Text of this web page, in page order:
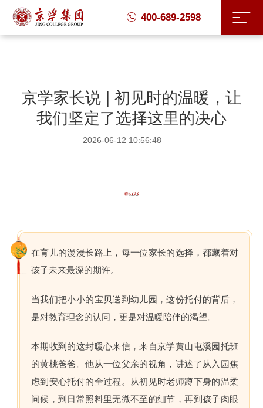
400-689-2598
京学家长说 | 初见时的温暖，让
我们坚定了选择这里的决心
2026-06-12 10:56:48
在育儿的漫漫长路上，每一位家长的选择，都藏着对
孩子未来最深的期许。
当我们把小小的宝贝送到幼儿园，这份托付的背后，
是对教育理念的认同，更是对温暖陪伴的渴望。
本期收到的这封暖心来信，来自京学黄山屯溪园托班
的黄桃爸爸。他从一位父亲的视角，讲述了从入园焦
虑到安心托付的全过程。从初见时老师蹲下身的温柔
问候，到日常照料里无微不至的细节，再到孩子肉眼